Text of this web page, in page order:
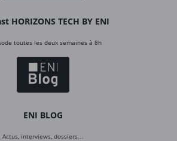
HORIZONS TECH BY ENI
toutes les deux semaines à 8h
ENI BLOG
Actus, interviews, dossiers…